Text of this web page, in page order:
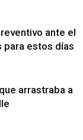
ante el
estos días
arrastraba a